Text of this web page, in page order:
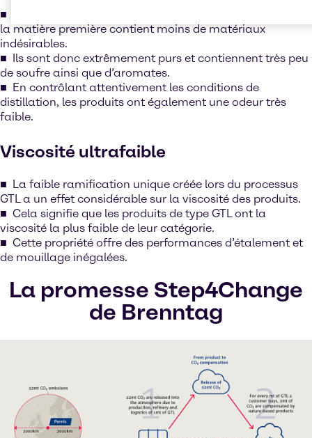
la matière première contient moins de matériaux
indésirables.
Ils sont donc extrêmement purs et contiennent très peu
de soufre ainsi que d’aromates.
En contrôlant attentivement les conditions de
distillation, les produits ont également une odeur très
faible.
Viscosité ultrafaible
La faible ramification unique créée lors du processus
GTL a un effet considérable sur la viscosité des produits.
Cela signifie que les produits de type GTL ont la
viscosité la plus faible de leur catégorie.
Cette propriété offre des performances d’étalement et
de mouillage inégalées.
La promesse Step4Change
de Brenntag